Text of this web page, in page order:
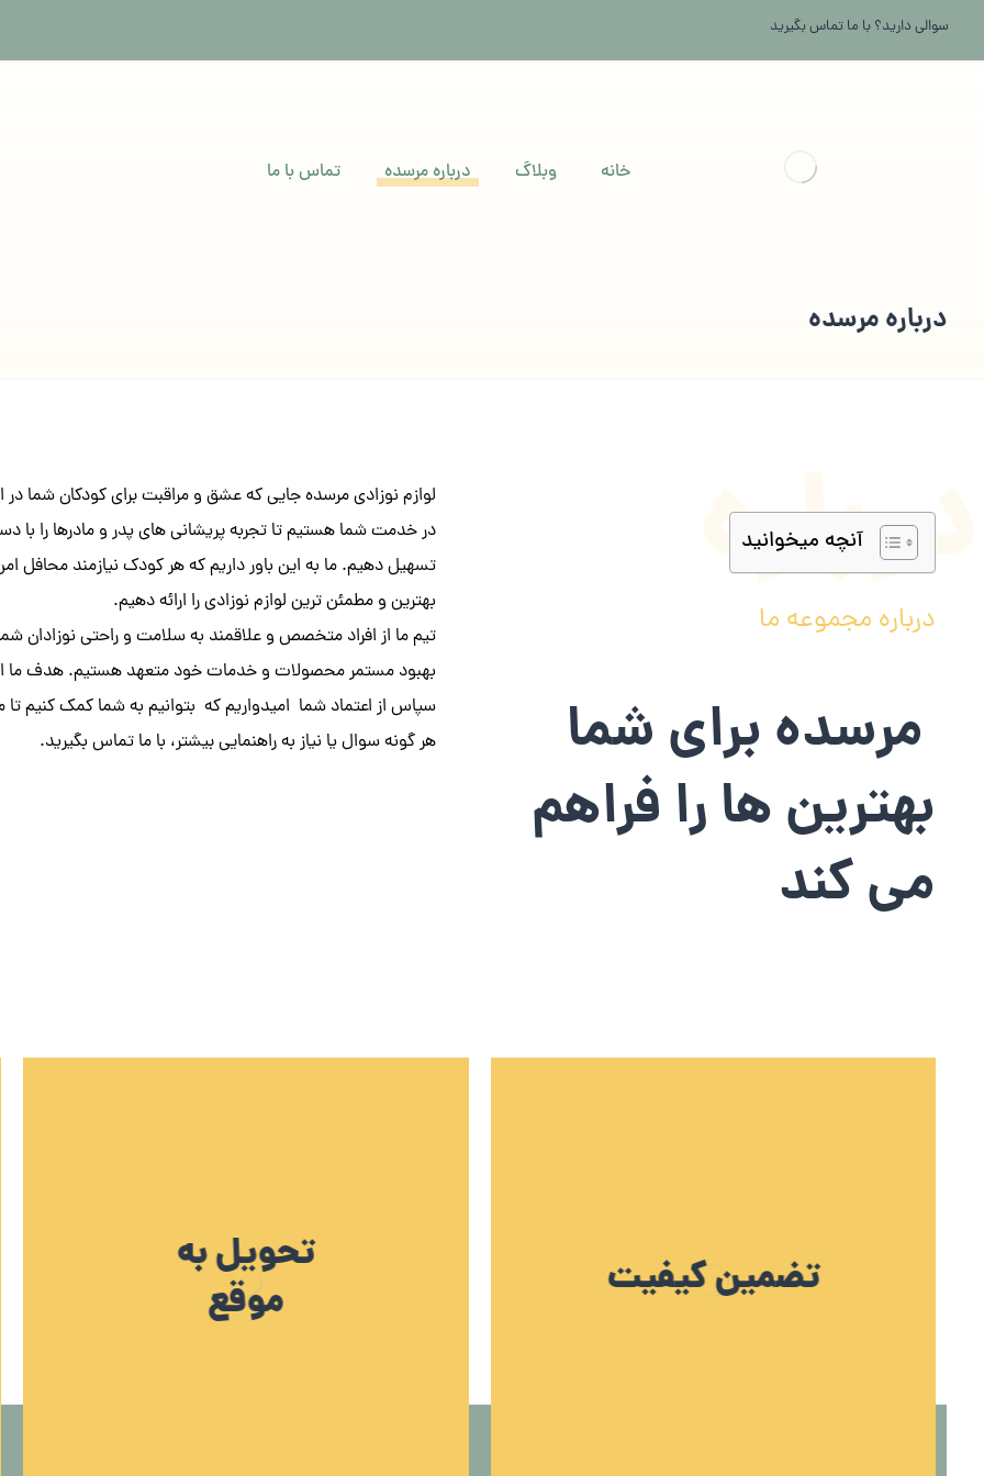
سوالی دارید؟ با ما تماس بگیرید
خانه وبلاگ درباره مرسده تماس با ما
درباره مرسده
درباره
آنچه میخوانید
درباره مجموعه ما
مرسده برای شما
بهترین ها را فراهم
می کند
لوازم نوزادی مرسده جایی که عشق و مراقبت برای کودکان شما در
در خدمت شما هستیم تا تجربه پریشانی های پدر و مادرها را با
تسهیل دهیم. ما به این باور داریم که هر کودک نیازمند محافل
بهترین و مطمئن ترین لوازم نوزادی را ارائه دهیم.
تیم ما از افراد متخصص و علاقمند به سلامت و راحتی
بهبود مستمر محصولات و خدمات خود متعهد هستیم. هدف ما
سپاس از اعتماد شما امیدواریم که بتوانیم به شما کمک کنیم تا
هر گونه سوال یا نیاز به راهنمایی بیشتر، با ما تماس بگیرید.
تضمین کیفیت
تحویل به
موقع